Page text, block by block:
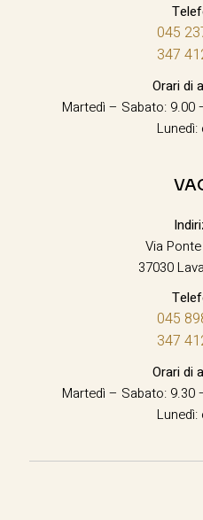
045
347
Orari di
Martedì – Sabato: 9.00
Via
37030
045
347
Orari di
Martedì – Sabato: 9.30